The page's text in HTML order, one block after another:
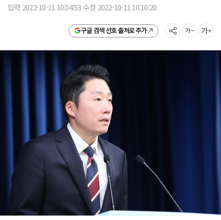
입력 2022-10-11 10:04:53 수정 2022-10-11 10:10:20
구글 검색 선호 출처로 추가